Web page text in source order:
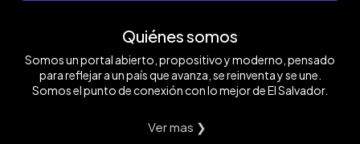
Quiénes somos
Somos un portal abierto, propositivo y moderno, pensado
para reflejar a un país que avanza, se reinventa y se une.
Somos el punto de conexión con lo mejor de El Salvador.
Ver mas ❯